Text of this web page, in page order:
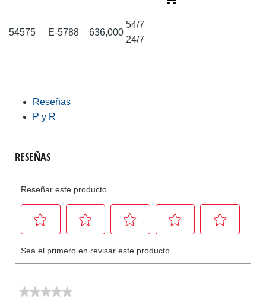
54575 E-5788 636,000
54/7
24/7
Reseñas
P y R
★★★★★
★★★★★